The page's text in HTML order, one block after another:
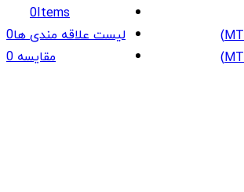
0Items
لیست علاقه مندی ها0
مقایسه0